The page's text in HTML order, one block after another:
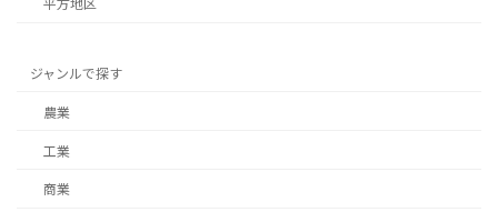
ジャンルで探す
農業
工業
商業